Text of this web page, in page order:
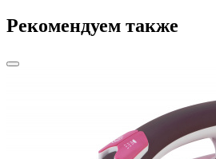
Рекомендуем также